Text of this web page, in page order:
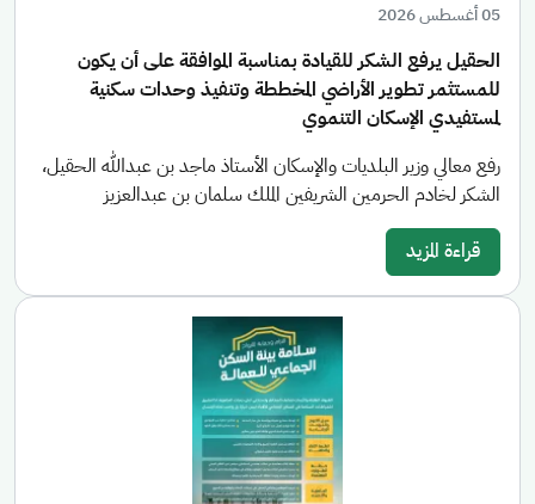
05 أغسطس 2026
الحقيل يرفع الشكر للقيادة بمناسبة الموافقة على أن يكون
للمستثمر تطوير الأراضي المخططة وتنفيذ وحدات سكنية
لمستفيدي الإسكان التنموي
رفع معالي وزير البلديات والإسكان الأستاذ ماجد بن عبدالله الحقيل،
الشكر لخادم الحرمين الشريفين الملك سلمان بن عبدالعزيز
قراءة المزيد